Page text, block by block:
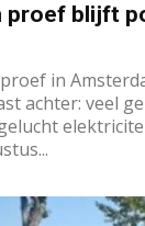
proef blijft
in
achter: veel